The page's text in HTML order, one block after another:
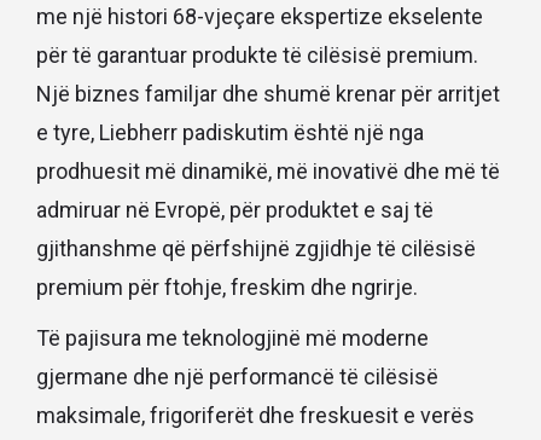
me një histori 68-vjeçare ekspertize ekselente
për të garantuar produkte të cilësisë premium.
Një biznes familjar dhe shumë krenar për arritjet
e tyre, Liebherr padiskutim është një nga
prodhuesit më dinamikë, më inovativë dhe më të
admiruar në Evropë, për produktet e saj të
gjithanshme që përfshijnë zgjidhje të cilësisë
premium për ftohje, freskim dhe ngrirje.
Të pajisura me teknologjinë më moderne
gjermane dhe një performancë të cilësisë
maksimale, frigoriferët dhe freskuesit e verës